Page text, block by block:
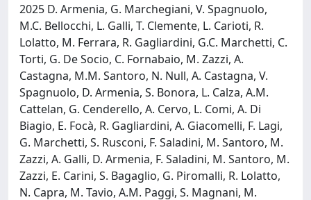
2025 D. Armenia, G. Marchegiani, V. Spagnuolo,
M.C. Bellocchi, L. Galli, T. Clemente, L. Carioti, R.
Lolatto, M. Ferrara, R. Gagliardini, G.C. Marchetti, C.
Torti, G. De Socio, C. Fornabaio, M. Zazzi, A.
Castagna, M.M. Santoro, N. Null, A. Castagna, V.
Spagnuolo, D. Armenia, S. Bonora, L. Calza, A.M.
Cattelan, G. Cenderello, A. Cervo, L. Comi, A. Di
Biagio, E. Focà, R. Gagliardini, A. Giacomelli, F. Lagi,
G. Marchetti, S. Rusconi, F. Saladini, M. Santoro, M.
Zazzi, A. Galli, D. Armenia, F. Saladini, M. Santoro, M.
Zazzi, E. Carini, S. Bagaglio, G. Piromalli, R. Lolatto,
N. Capra, M. Tavio, A.M. Paggi, S. Magnani, M.